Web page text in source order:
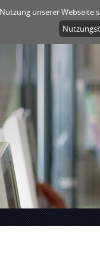
unserer
STARTSEITE